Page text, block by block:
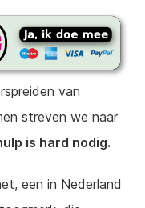
van
streven we naar
is hard nodig.
een in Nederland